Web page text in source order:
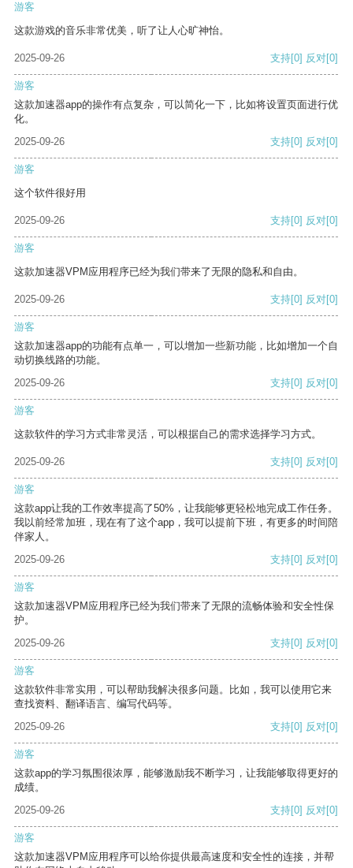
游客
这款游戏的音乐非常优美，听了让人心旷神怡。
2025-09-26 支持[0] 反对[0]
游客
这款加速器app的操作有点复杂，可以简化一下，比如将设置页面进行优
化。
2025-09-26
支持[0] 反对[0]
游客
这个软件很好用
2025-09-26 支持[0] 反对[0]
游客
这款加速器VPM应用程序已经为我们带来了无限的隐私和自由。
2025-09-26 支持[0] 反对[0]
游客
这款加速器app的功能有点单一，可以增加一些新功能，比如增加一个自
动切换线路的功能。
2025-09-26
支持[0] 反对[0]
游客
这款软件的学习方式非常灵活，可以根据自己的需求选择学习方式。
2025-09-26 支持[0] 反对[0]
游客
这款app让我的工作效率提高了50%，让我能够更轻松地完成工作任务。
我以前经常加班，现在有了这个app，我可以提前下班，有更多的时间陪
伴家人。
2025-09-26
支持[0] 反对[0]
游客
这款加速器VPM应用程序已经为我们带来了无限的流畅体验和安全性保
护。
2025-09-26
支持[0] 反对[0]
游客
这款软件非常实用，可以帮助我解决很多问题。比如，我可以使用它来
查找资料、翻译语言、编写代码等。
2025-09-26
支持[0] 反对[0]
游客
这款app的学习氛围很浓厚，能够激励我不断学习，让我能够取得更好的
成绩。
2025-09-26
支持[0] 反对[0]
游客
这款加速器VPM应用程序可以给你提供最高速度和安全性的连接，并帮